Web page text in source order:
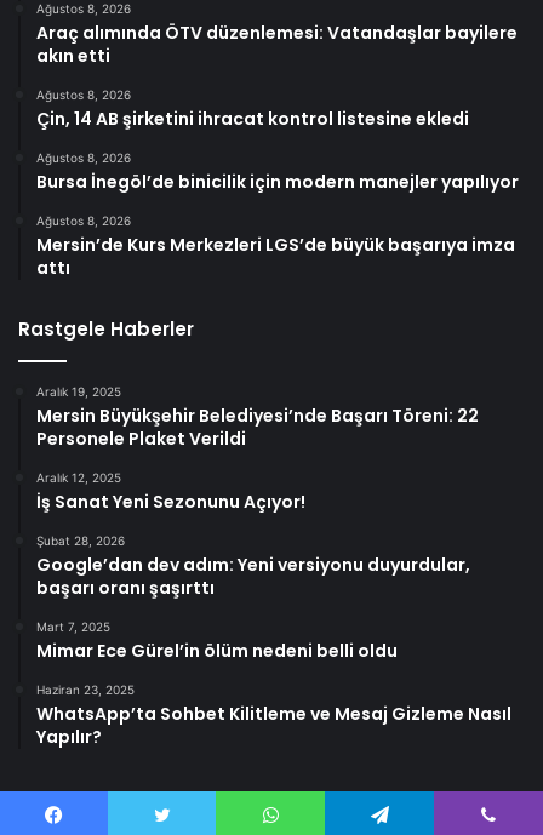
Ağustos 8, 2026
Araç alımında ÖTV düzenlemesi: Vatandaşlar bayilere
akın etti
Ağustos 8, 2026
Çin, 14 AB şirketini ihracat kontrol listesine ekledi
Ağustos 8, 2026
Bursa İnegöl’de binicilik için modern manejler yapılıyor
Ağustos 8, 2026
Mersin’de Kurs Merkezleri LGS’de büyük başarıya imza
attı
Rastgele Haberler
Aralık 19, 2025
Mersin Büyükşehir Belediyesi’nde Başarı Töreni: 22
Personele Plaket Verildi
Aralık 12, 2025
İş Sanat Yeni Sezonunu Açıyor!
Şubat 28, 2026
Google’dan dev adım: Yeni versiyonu duyurdular,
başarı oranı şaşırttı
Mart 7, 2025
Mimar Ece Gürel’in ölüm nedeni belli oldu
Haziran 23, 2025
WhatsApp’ta Sohbet Kilitleme ve Mesaj Gizleme Nasıl
Yapılır?